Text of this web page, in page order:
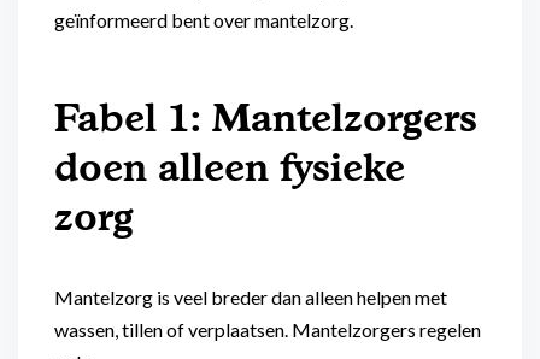
geïnformeerd bent over mantelzorg.
Fabel 1: Mantelzorgers
doen alleen fysieke
zorg
Mantelzorg is veel breder dan alleen helpen met
wassen, tillen of verplaatsen. Mantelzorgers regelen